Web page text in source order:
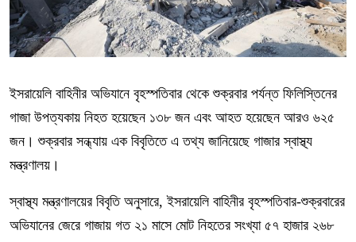
ইসরায়েলি বাহিনীর অভিযানে বৃহস্পতিবার থেকে শুক্রবার পর্যন্ত ফিলিস্তিনের
গাজা উপত্যকায় নিহত হয়েছেন ১৩৮ জন এবং আহত হয়েছেন আরও ৬২৫
জন। শুক্রবার সন্ধ্যায় এক বিবৃতিতে এ তথ্য জানিয়েছে গাজার স্বাস্থ্য
মন্ত্রণালয় ।
স্বাস্থ্য মন্ত্রণালয়ের বিবৃতি অনুসারে, ইসরায়েলি বাহিনীর বৃহস্পতিবার-শুক্রবারের
অভিযানের জেরে গাজায় গত ২১ মাসে মোট নিহতের সংখ্যা ৫৭ হাজার ২৬৮